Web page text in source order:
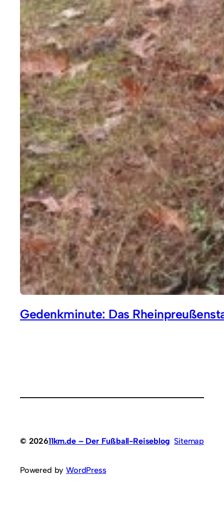
Gedenkminute: Das
© 202611km.de – Der Fußball-Reiseblog Sitemap
Powered byWordPress